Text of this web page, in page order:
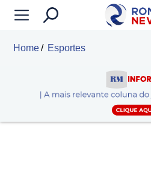
Home Esportes